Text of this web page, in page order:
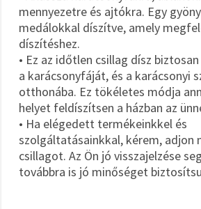
mennyezetre és ajtókra. Egy
medálokkal díszítve, amely
díszítéshez.
• Ez az időtlen csillag dísz
a karácsonyfáját, és a karácsonyi
otthonába. Ez tökéletes módja
helyet feldíszítsen a házban az
• Ha elégedett termékeinkkel és
szolgáltatásainkkal, kérem, adjon
csillagot. Az Ön jó visszajelzése
továbbra is jó minőséget